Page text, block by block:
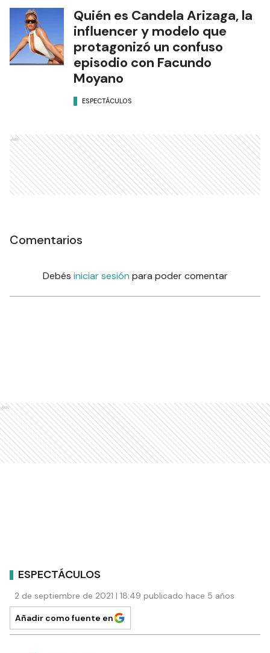
Quién es Candela Arizaga, la
influencer y modelo que
protagonizó un confuso
episodio con Facundo
Moyano
ESPECTÁCULOS
Ads
Comentarios
Debés iniciar sesión para poder comentar
Ads
ESPECTÁCULOS
2 de septiembre de 2021 | 18:49 publicado hace 5 años
Añadir como fuente en